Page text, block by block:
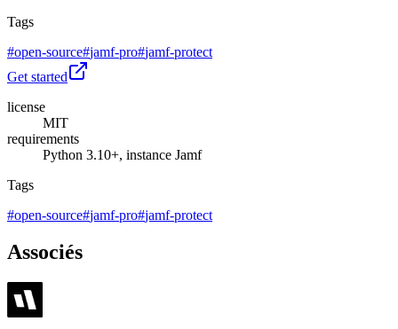
Tags
#open-source#jamf-pro#jamf-protect
Get started
license
MIT
requirements
Python 3.10+, instance Jamf
Tags
#open-source#jamf-pro#jamf-protect
Associés